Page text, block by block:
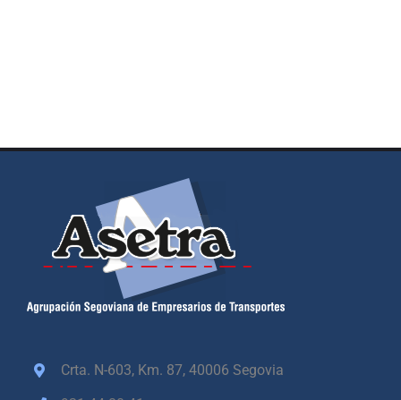
Crta. N-603, Km. 87,40006 Segovia